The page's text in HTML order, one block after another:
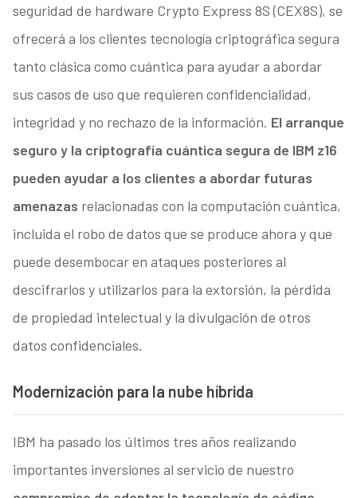
seguridad de hardware Crypto Express 8S (CEX8S), se
ofrecerá a los clientes tecnología criptográfica segura
tanto clásica como cuántica para ayudar a abordar
sus casos de uso que requieren confidencialidad,
integridad y no rechazo de la información. El arranque
seguro y la criptografía cuántica segura de IBM z16
pueden ayudar a los clientes a abordar futuras
amenazas relacionadas con la computación cuántica,
incluida el robo de datos que se produce ahora y que
puede desembocar en ataques posteriores al
descifrarlos y utilizarlos para la extorsión, la pérdida
de propiedad intelectual y la divulgación de otros
datos confidenciales.
Modernización para la nube híbrida
IBM ha pasado los últimos tres años realizando
importantes inversiones al servicio de nuestro